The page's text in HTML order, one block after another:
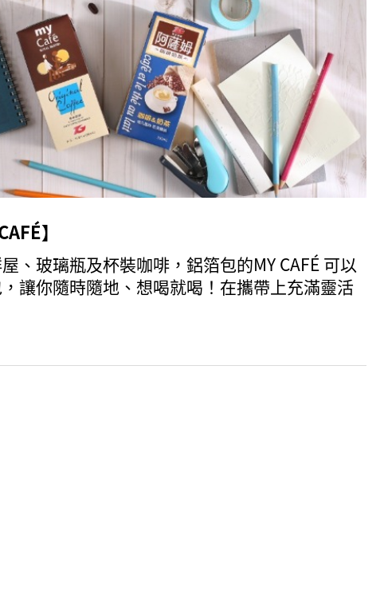
】
、玻璃瓶及杯裝咖啡，鋁箔包的MY CAFÉ 可以
讓你隨時隨地、想喝就喝！在攜帶上充滿靈活